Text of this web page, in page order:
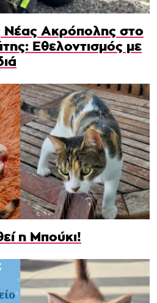
Νέας Ακρόπολης στο
Εθελοντισμός με
η Μπούκι!